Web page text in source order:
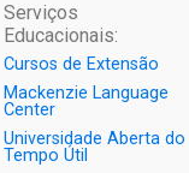
Serviços
Educacionais:
Cursos de Extensão
Mackenzie Language
Center
Universidade Aberta do
Tempo Útil